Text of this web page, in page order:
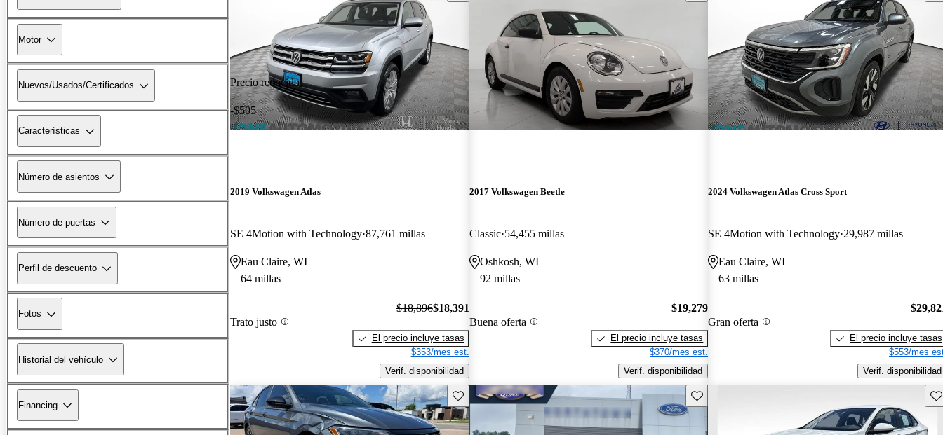
Motor
Nuevos/Usados/Certificados
Características
Número de asientos
Número de puertas
Perfil de descuento
Fotos
Historial del vehículo
Financing
Precio reducido
-$505
2019 Volkswagen Atlas
SE 4Motion with Technology 87,761 millas
Eau Claire, WI
64 millas
Trato justo
$18,896$18,391
El precio incluye tasas
$353/mes est.
Verif. disponibilidad
2017 Volkswagen Beetle
Classic 54,455 millas
Oshkosh, WI
92 millas
Buena oferta
$19,279
El precio incluye tasas
$370/mes est.
Verif. disponibilidad
2024 Volkswagen Atlas Cross Sport
SE 4Motion with Technology 29,987 millas
Eau Claire, WI
63 millas
Gran oferta
El precio incluye tasas
$553/mes
Verif. disponibilidad
Guarda este Aviso Guarda este Aviso